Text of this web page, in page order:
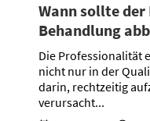
Wann sollte
Behandlung
Die Professionalität
nicht nur in der
darin, rechtzeitig
verursacht...